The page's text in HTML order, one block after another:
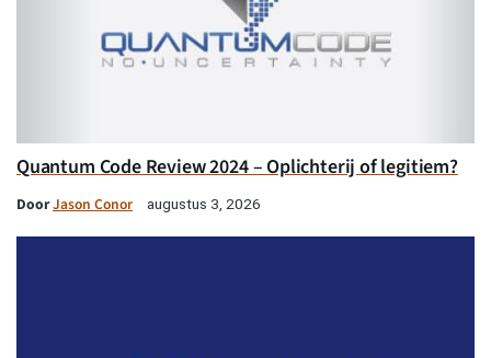
Quantum Code Review 2024 – Oplichterij of legitiem?
DoorJason Conor augustus 3, 2026